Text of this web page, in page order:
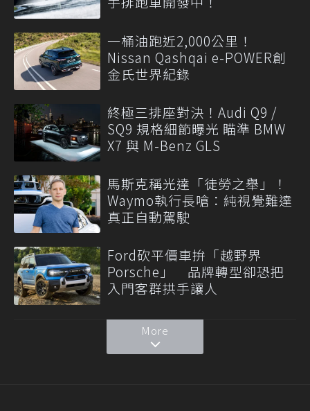
一桶油跑近2,000公里！
Nissan Qashqai e-POWER創
金氏世界紀錄
終極三排座對決！Audi Q9 /
SQ9 規格細節曝光 瞄準 BMW
X7 與 M-Benz GLS
馬斯克稱光達「徒勞之舉」！
Waymo執行長嗆：純視覺難達
真正自動駕駛
Ford砍平價車拚「越野界
Porsche」 品牌轉型卻恐把
入門客群拱手讓人
More